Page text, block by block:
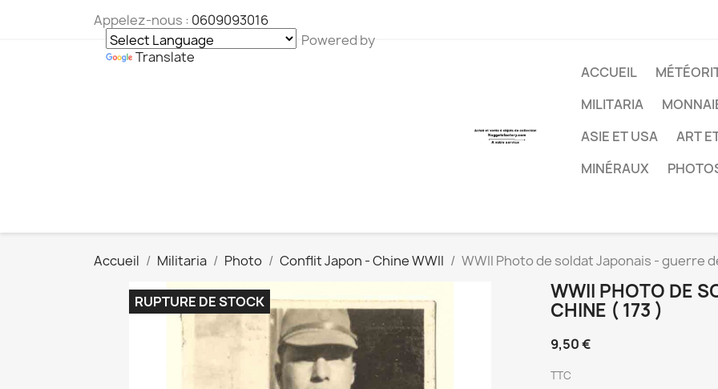
Appelez-nous : 0609093016
Powered by
Translate
ACCUEIL
MILITARIA
ASIE ET USA
ART
MINÉRAUX
Accueil Militaria Photo Conflit Japon - Chine WWII WWII Photo de soldat Japonais - guerre
RUPTURE DE STOCK
WWII PHOTO DE
CHINE ( 173 )
9,50 €
TTC